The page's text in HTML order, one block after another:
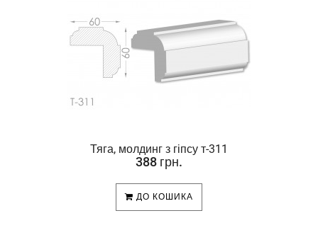
Тяга, молдинг з гіпсу т-311
388 грн.
ДО КОШИКА